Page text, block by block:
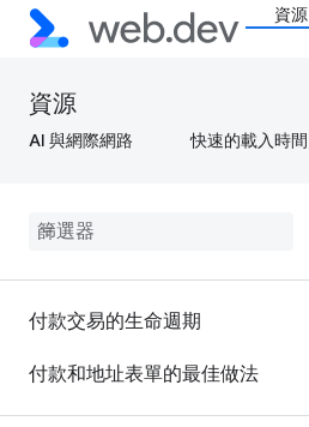
資源
資源
AI 與網際網路 快速的載入時間
付款交易的生命週期
付款和地址表單的最佳做法